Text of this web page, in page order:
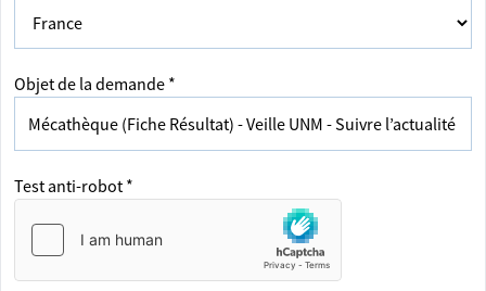
Objet de la demande *
Test anti-robot *